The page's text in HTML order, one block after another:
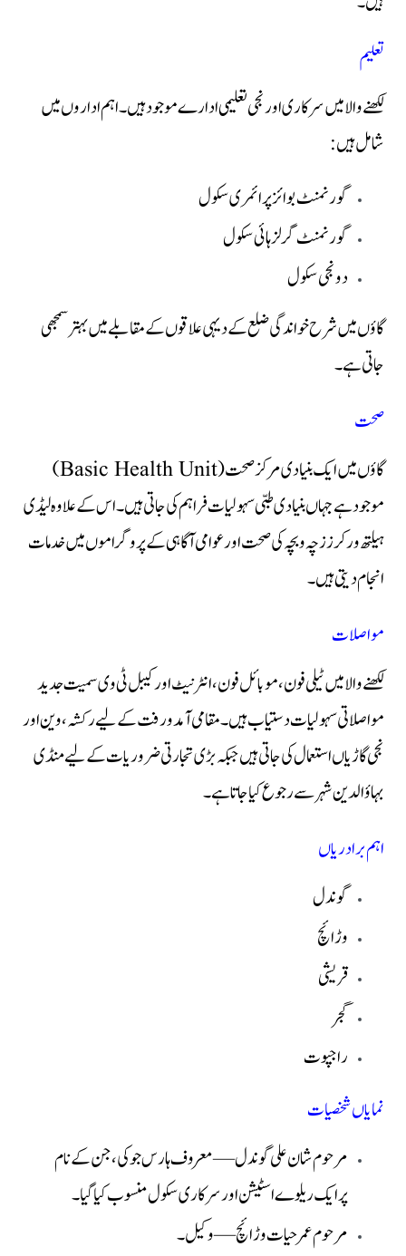
تعلیم
لکھنےوالا میں سرکاری اور نجی تعلیمی ادارے موجود ہیں۔ اہم اداروں میں
شامل ہیں:
گورنمنٹ بوائز پرائمری سکول
گورنمنٹ گرلز ہائی سکول
دو نجی سکول
گاؤں میں شرح خواندگی ضلع کے دیہی علاقوں کے مقابلے میں بہتر سمجھی
جاتی ہے۔
صحت
گاؤں میں ایک بنیادی مرکز صحت (Basic Health Unit)
موجود ہے جہاں بنیادی طبی سہولیات فراہم کی جاتی ہیں۔ اس کے علاوہ لیڈی
ہیلتھ ورکرز زچہ و بچہ کی صحت اور عوامی آگاہی کے پروگراموں میں خدمات
انجام دیتی ہیں۔
مواصلات
لکھنےوالا میں ٹیلی فون، موبائل فون، انٹرنیٹ اور کیبل ٹی وی سمیت جدید
مواصلاتی سہولیات دستیاب ہیں۔ مقامی آمدورفت کے لیے رکشہ، وین اور
نجی گاڑیاں استعمال کی جاتی ہیں جبکہ بڑی تجارتی ضروریات کے لیے منڈی
بہاؤالدین شہر سے رجوع کیا جاتا ہے۔
اہم برادریاں
گوندل
وڑائچ
قریشی
گجر
راجپوت
نمایاں شخصیات
مرحوم شان علی گوندل — معروف ہارس جوکی، جن کے نام
پر ایک ریلوے اسٹیشن اور سرکاری سکول منسوب کیا گیا۔
مرحوم عمر حیات وڑائچ — وکیل۔